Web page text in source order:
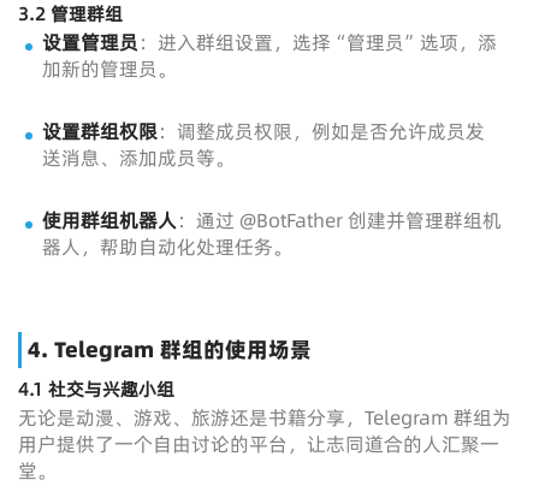
3.2 管理群组
设置管理员：进入群组设置，选择“管理员”选项，添
加新的管理员。
设置群组权限：调整成员权限，例如是否允许成员发
送消息、添加成员等。
使用群组机器人：通过 @BotFather 创建并管理群组机
器人，帮助自动化处理任务。
4. Telegram 群组的使用场景
4.1 社交与兴趣小组
无论是动漫、游戏、旅游还是书籍分享，Telegram 群组为
用户提供了一个自由讨论的平台，让志同道合的人汇聚一
堂。